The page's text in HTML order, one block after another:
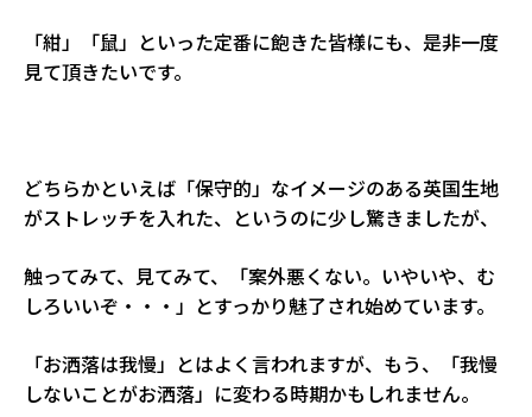
「紺」「鼠」といった定番に飽きた皆様にも、是非一度
見て頂きたいです。
どちらかといえば「保守的」なイメージのある英国生地
がストレッチを入れた、というのに少し驚きましたが、
触ってみて、見てみて、「案外悪くない。いやいや、む
しろいいぞ・・・」とすっかり魅了され始めています。
「お洒落は我慢」とはよく言われますが、もう、「我慢
しないことがお洒落」に変わる時期かもしれません。